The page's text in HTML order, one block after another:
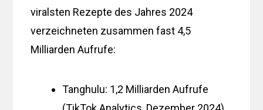
viralsten Rezepte des Jahres 2024
verzeichneten zusammen fast 4,5
Milliarden Aufrufe:
Tanghulu: 1,2 Milliarden Aufrufe